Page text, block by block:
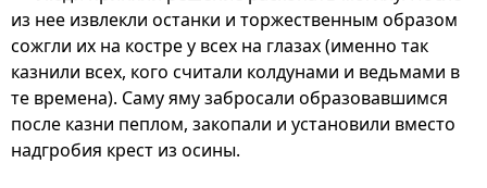
из нее извлекли останки и торжественным образом
сожгли их на костре у всех на глазах (именно так
казнили всех, кого считали колдунами и ведьмами в
те времена). Саму яму забросали образовавшимся
после казни пеплом, закопали и установили вместо
надгробия крест из осины.